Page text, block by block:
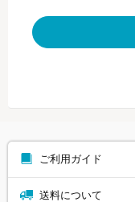
ご利用ガイド
送料について